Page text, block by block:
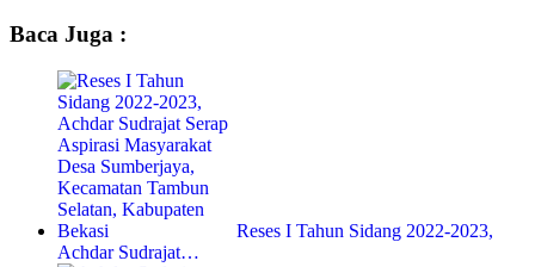
Baca Juga :
Reses I Tahun Sidang 2022-2023,
Achdar Sudrajat…